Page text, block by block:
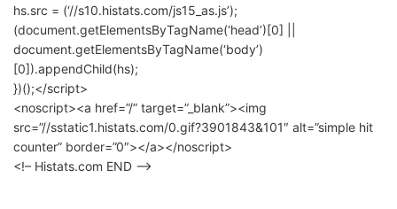
hs.src = (‘//s10.histats.com/js15_as.js’);
(document.getElementsByTagName(‘head’)[0] ||
document.getElementsByTagName(‘body’)
[0]).appendChild(hs);
})();</script>
<noscript><a href=”/” target=”_blank”><img
src=”//sstatic1.histats.com/0.gif?3901843&101″ alt=”simple hit
counter” border=”0″></a></noscript>
<!– Histats.com END –>